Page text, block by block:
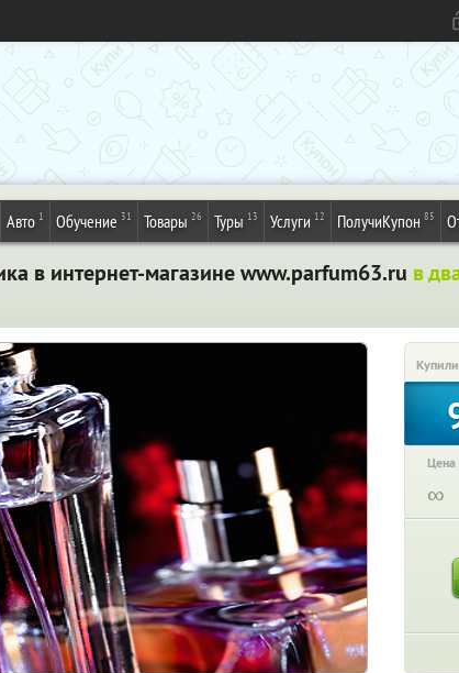
Авто 1 Обучение 31 Товары 26 Туры 13 Услуги 12 ПолучиКупон 85
в интернет-магазине www.parfum63.ru в
Цена
∞